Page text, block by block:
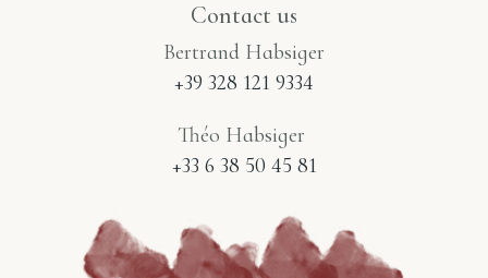
Contact us
Bertrand Habsiger
+39 328 121 9334
Théo Habsiger
+33 6 38 50 45 81